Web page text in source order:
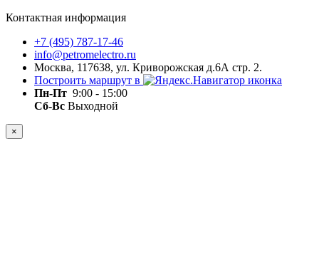
Контактная информация
+7 (495) 787-17-46
info@petromelectro.ru
Москва, 117638, ул. Криворожская д.6А стр. 2.
Построить маршрут в
Пн-Пт 9:00 - 15:00
Сб-Вс Выходной
×